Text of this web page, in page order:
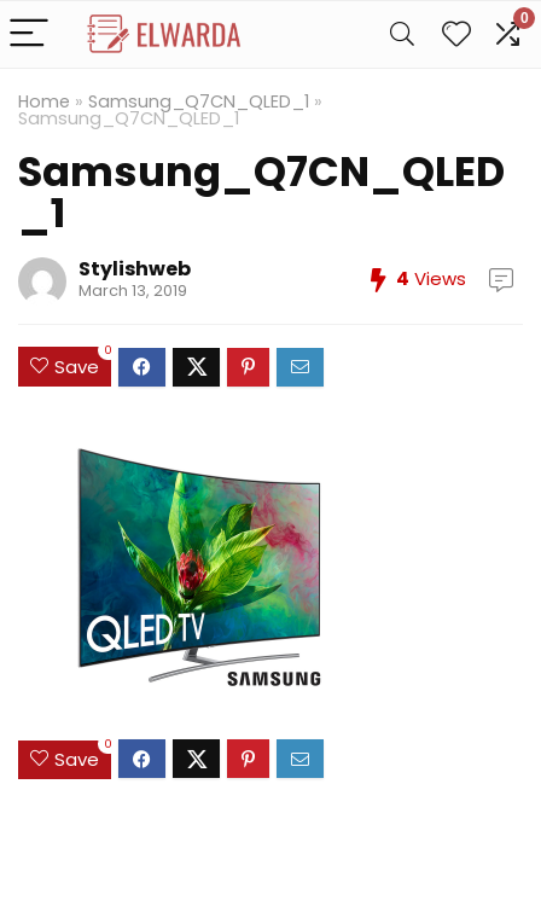
0
Home » Samsung_Q7CN_QLED_1 »
Samsung_Q7CN_QLED_1
Samsung_Q7CN_QLED
_1
Stylishweb
March 13, 2019 4 Views
Save
0
Save
0